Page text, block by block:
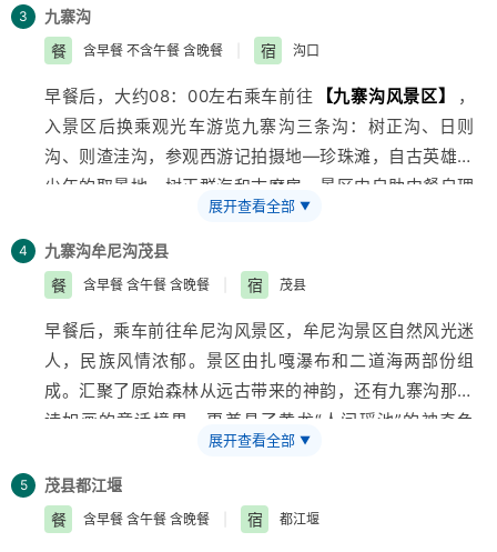
谷风光、藏羌民族风情，下午翻越1933年地震遗迹—叠
溪海子，经松潘古城，抵达九寨沟沟口入住酒店。
3
九寨沟
餐
含早餐 不含午餐 含晚餐 宿 沟口
早餐后，大约08：00左右乘车前往 【九寨沟风景区】
，
入景区后换乘观光车游览九寨沟三条沟：树正沟、日则
沟、则渣洼沟，参观西游记拍摄地—珍珠滩，自古英雄出
少年的取景地—树正群海和古磨房，景区内自助中餐自理
（最低50元/人起价）先后游览熊猫海、长海、五彩池、
树正瀑布、老虎海、犀牛海等风光奇丽的自然景观。
17:00左右离开景区返回酒店晚餐后客人可自费观赏藏羌
风情歌舞晚会（150-180元/人）和品尝特色烤羊肉（150
元/人）。
展开查看全部 ▼
4 九寨沟牟尼沟茂县
餐
含早餐 含午餐 含晚餐 宿 茂县
早餐后，乘车前往牟尼沟风景区，牟尼沟景区自然风光迷
人，民族风情浓郁。景区由扎嘎瀑布和二道海两部份组
成。汇聚了原始森林从远古带来的神韵，还有九寨沟那如
诗如画的童话境界，更兼具了黄龙“人间瑶池”的神奇色
彩。 扎嘎瀑布－－享有中华第一钙化瀑布之美誉。景区
沟长5公里，瀑布高104米，宽35米，以每秒23米的流速
从巨大的钙化梯坎飞泻而下，声震数里，气势磅礴。远看
宛如千条银色的哈达从天际飘逸而下；近看似万斛珍珠在
展开查看全部 ▼
5 茂县都江堰
餐
含早餐 含午餐 含晚餐 宿 都江堰